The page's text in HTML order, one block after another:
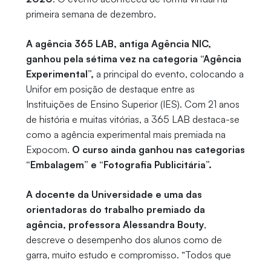
primeira semana de dezembro.
A agência 365 LAB, antiga Agência NIC,
ganhou pela sétima vez na categoria “Agência
Experimental”, a principal do evento, colocando a
Unifor em posição de destaque entre as
Instituições de Ensino Superior (IES). Com 21 anos
de história e muitas vitórias, a 365 LAB destaca-se
como a agência experimental mais premiada na
Expocom. O curso ainda ganhou nas categorias
“Embalagem” e “Fotografia Publicitária”.
A docente da Universidade e uma das
orientadoras do trabalho premiado da
agência, professora Alessandra Bouty,
descreve o desempenho dos alunos como de
garra, muito estudo e compromisso. “Todos que